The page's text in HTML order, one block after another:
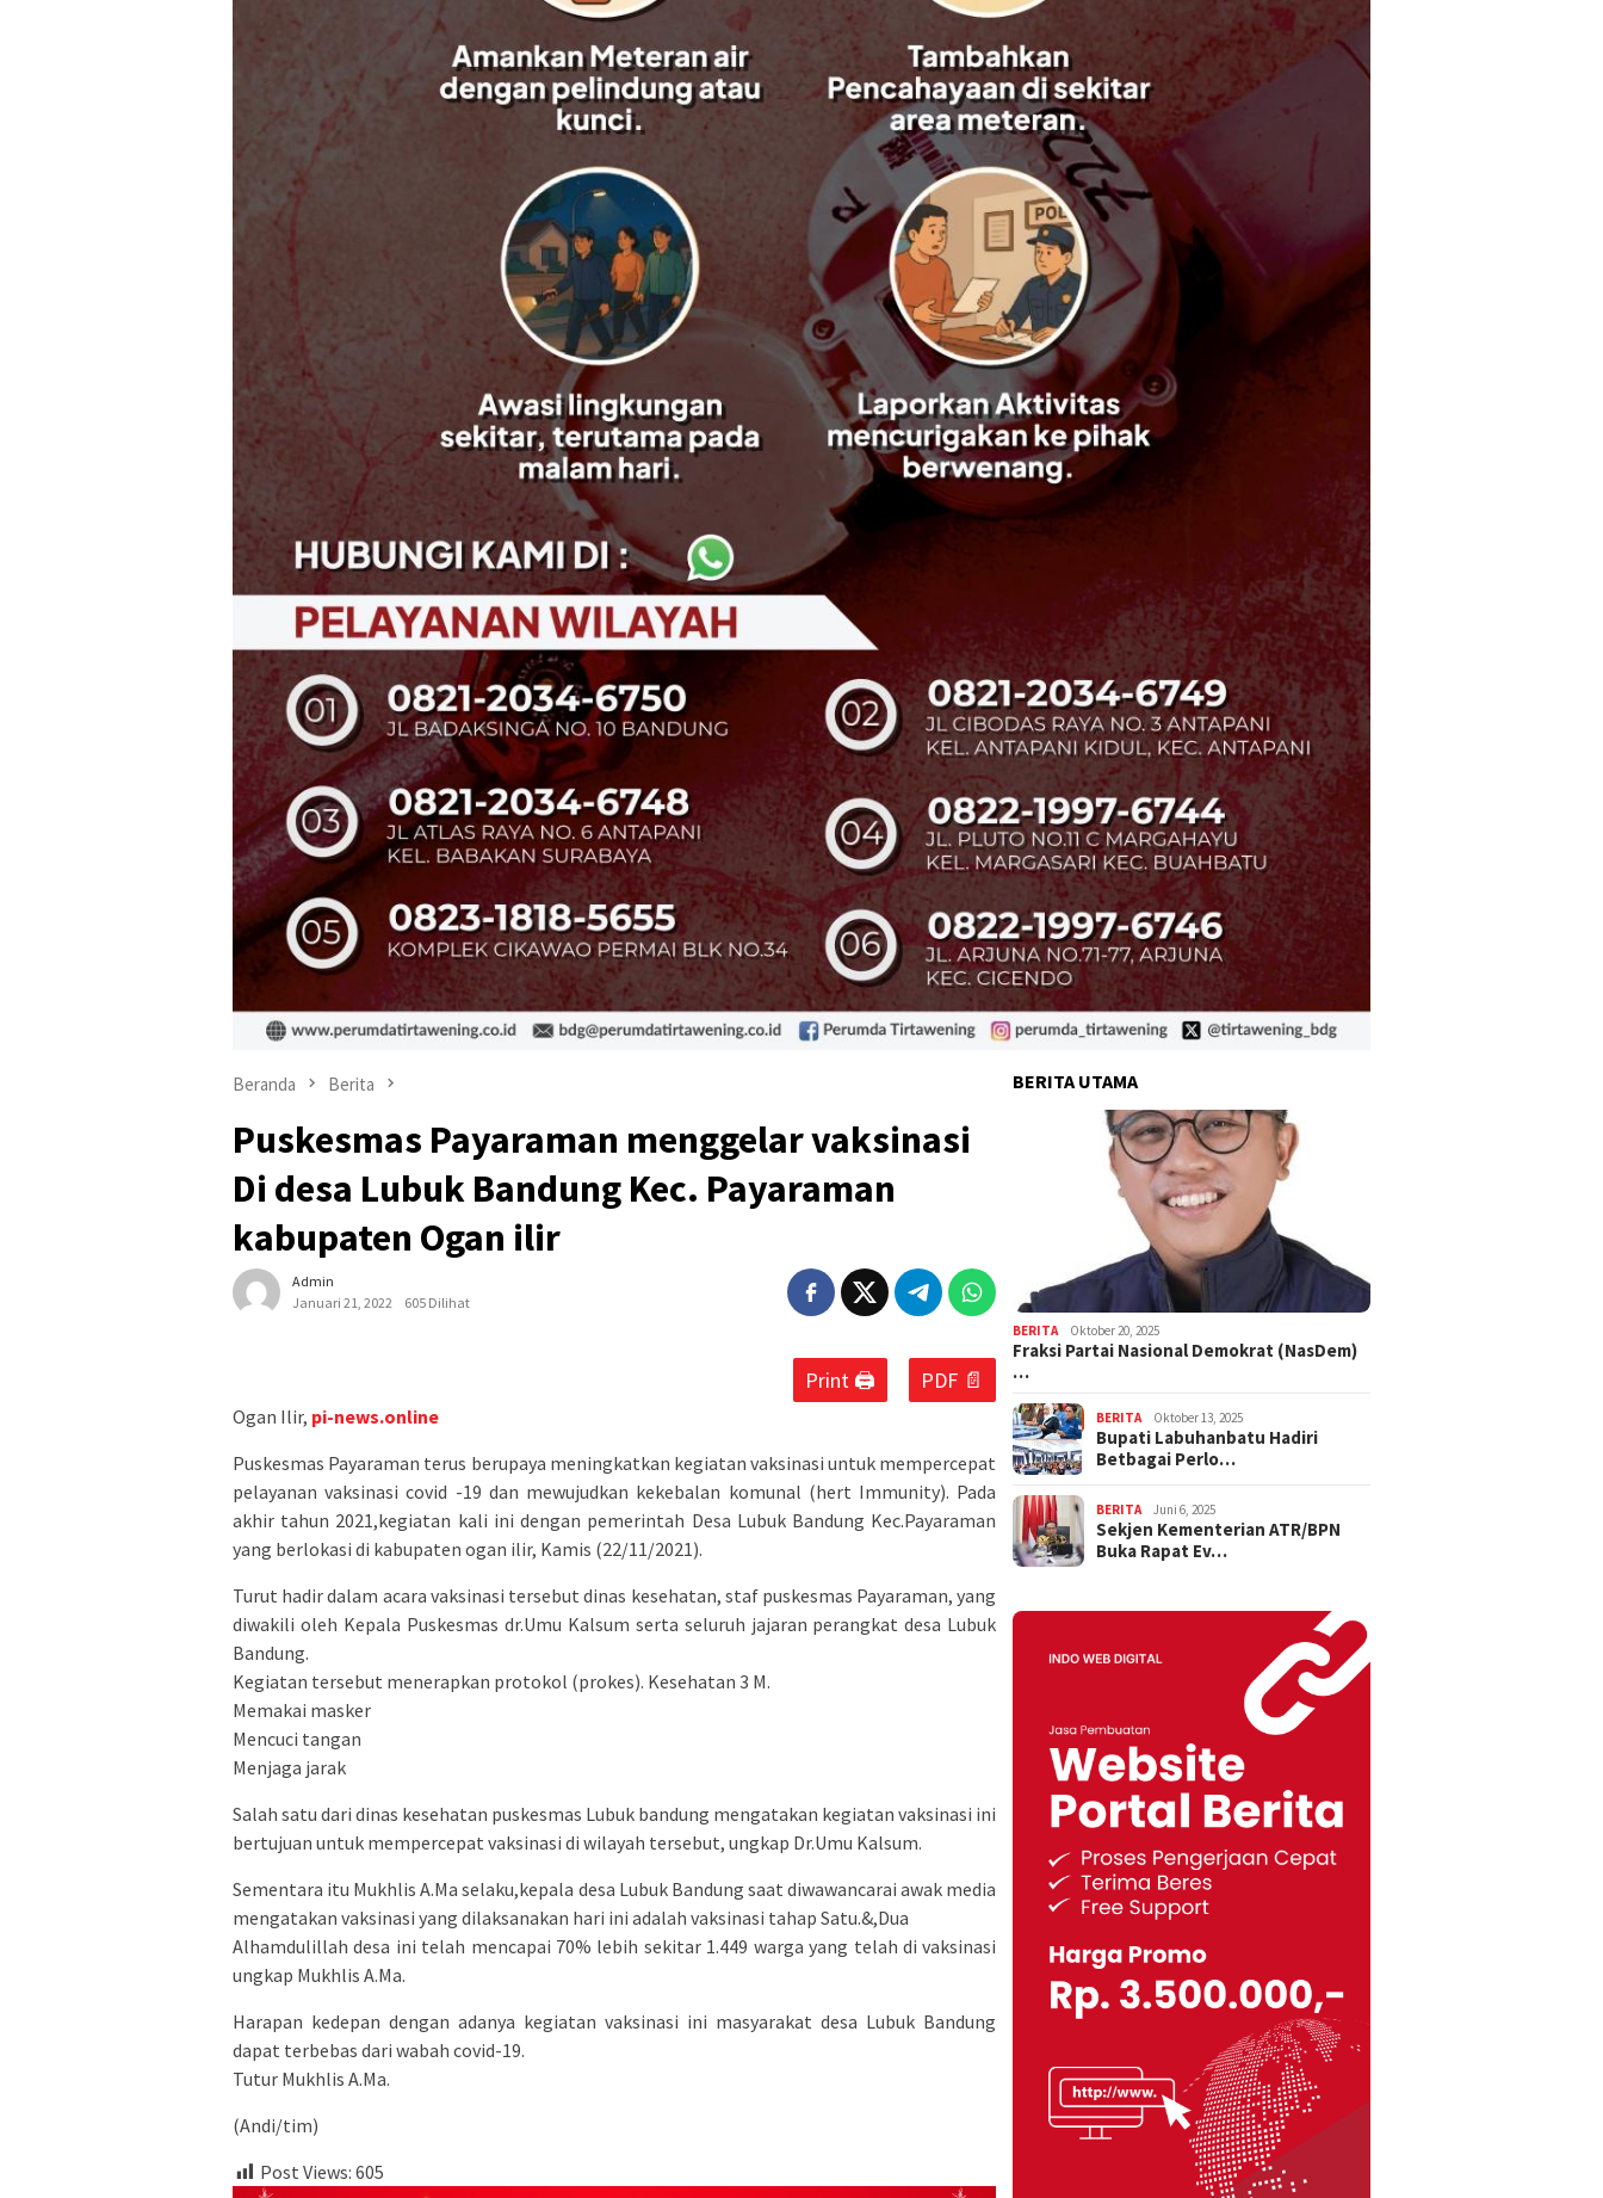
Beranda Berita
Puskesmas Payaraman menggelar vaksinasi
Di desa Lubuk Bandung Kec. Payaraman
kabupaten Ogan ilir
Admin
Januari 21, 2022
605 Dilihat
Print 🖨 PDF 📄
Ogan Ilir, pi-news.online
Puskesmas Payaraman terus berupaya meningkatkan kegiatan vaksinasi untuk mempercepat
pelayanan vaksinasi covid -19 dan mewujudkan kekebalan komunal (hert Immunity). Pada
akhir tahun 2021,kegiatan kali ini dengan pemerintah Desa Lubuk Bandung Kec.Payaraman
yang berlokasi di kabupaten ogan ilir, Kamis (22/11/2021).
Turut hadir dalam acara vaksinasi tersebut dinas kesehatan, staf puskesmas Payaraman, yang
diwakili oleh Kepala Puskesmas dr.Umu Kalsum serta seluruh jajaran perangkat desa Lubuk
Bandung.
Kegiatan tersebut menerapkan protokol (prokes). Kesehatan 3 M.
Memakai masker
Mencuci tangan
Menjaga jarak
Salah satu dari dinas kesehatan puskesmas Lubuk bandung mengatakan kegiatan vaksinasi ini
bertujuan untuk mempercepat vaksinasi di wilayah tersebut, ungkap Dr.Umu Kalsum.
Sementara itu Mukhlis A.Ma selaku,kepala desa Lubuk Bandung saat diwawancarai awak media
mengatakan vaksinasi yang dilaksanakan hari ini adalah vaksinasi tahap Satu.&,Dua
Alhamdulillah desa ini telah mencapai 70% lebih sekitar 1.449 warga yang telah di vaksinasi
ungkap Mukhlis A.Ma.
Harapan kedepan dengan adanya kegiatan vaksinasi ini masyarakat desa Lubuk Bandung
dapat terbebas dari wabah covid-19.
Tutur Mukhlis A.Ma.
(Andi/tim)
Post Views: 605
BERITA UTAMA
BERITA Oktober 20, 2025
Fraksi Partai Nasional Demokrat (NasDem)
…
BERITA Oktober 13, 2025
Bupati Labuhanbatu Hadiri
Betbagai Perlo…
BERITA Juni 6, 2025
Sekjen Kementerian ATR/BPN
Buka Rapat Ev…